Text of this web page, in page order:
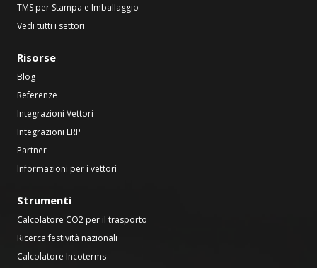
TMS per Stampa e Imballaggio
Vedi tutti i settori
Risorse
Blog
Referenze
Integrazioni Vettori
Integrazioni ERP
Partner
Informazioni per i vettori
Strumenti
Calcolatore CO2 per il trasporto
Ricerca festività nazionali
Calcolatore Incoterms